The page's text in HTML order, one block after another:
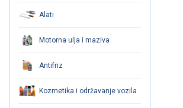
Alati
Motorna ulja i maziva
Antifriz
Kozmetika i održavanje vozila